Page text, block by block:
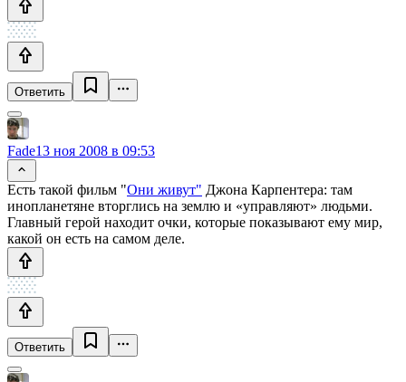
Ответить
Fade13 ноя 2008 в 09:53
Есть такой фильм "Они живут" Джона Карпентера: там
инопланетяне вторглись на землю и «управляют» людьми.
Главный герой находит очки, которые показывают ему мир,
какой он есть на самом деле.
Ответить